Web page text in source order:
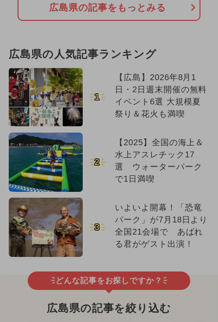
広島県の記事をもっとみる
広島県の人気記事ランキング
1
【広島】2026年8月1
日・2日週末開催の無料
イベント6選 大規模夏
祭り＆花火も満喫
2
【2025】全国の海上＆
水上アスレチック17
選 ウォーターパーク
で1日満喫
3
いよいよ開幕！「恐竜
パーク」が7月18日より
全国21会場で あばれ
る君がゲスト出演！
どんな記事をお探しですか？
広島県の記事を絞り込む